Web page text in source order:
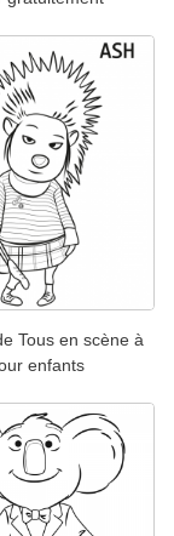
Tous en scène à
enfants